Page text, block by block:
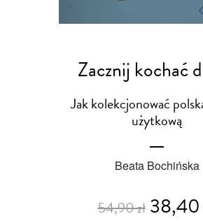
Zacznij kochać
Jak kolekcjonować
użytkową
Beata Bochińska
54,90 zł38,40